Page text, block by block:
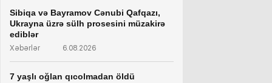
Sibiqa və Bayramov Cənubi Qafqazı,
Ukrayna üzrə sülh prosesini müzakirə
ediblər
Xəbərlər 6.08.2026
7 yaşlı oğlan qıcolmadan öldü